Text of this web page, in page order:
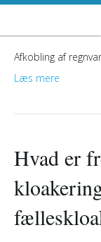
Afkobling af
Læs mere
Hvad er